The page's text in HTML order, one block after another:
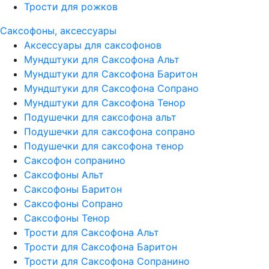
Трости для рожков
Саксофоны, аксессуары
Аксессуары для саксофонов
Мундштуки для Саксофона Альт
Мундштуки для Саксофона Баритон
Мундштуки для Саксофона Сопрано
Мундштуки для Саксофона Тенор
Подушечки для саксофона альт
Подушечки для саксофона сопрано
Подушечки для саксофона тенор
Саксофон сопранино
Саксофоны Альт
Саксофоны Баритон
Саксофоны Сопрано
Саксофоны Тенор
Трости для Саксофона Альт
Трости для Саксофона Баритон
Трости для Саксофона Сопранино